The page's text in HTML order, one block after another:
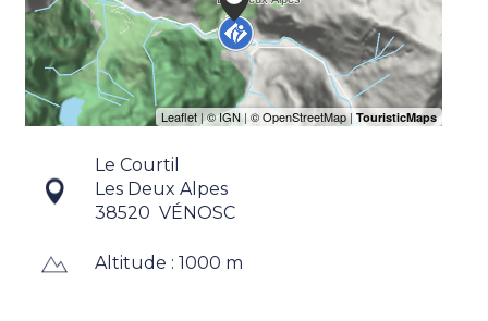
Le Courtil
Les Deux Alpes
38520 VÉNOSC
Altitude : 1000 m